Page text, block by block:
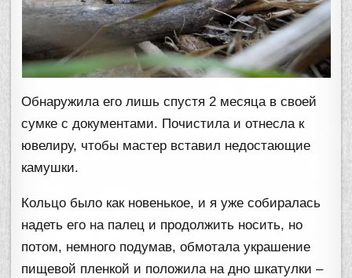
Обнаружила его лишь спустя 2 месяца в своей
сумке с документами. Почистила и отнесла к
ювелиру, чтобы мастер вставил недостающие
камушки.
Кольцо было как новенькое, и я уже собиралась
надеть его на палец и продолжить носить, но
потом, немного подумав, обмотала украшение
пищевой пленкой и положила на дно шкатулки –